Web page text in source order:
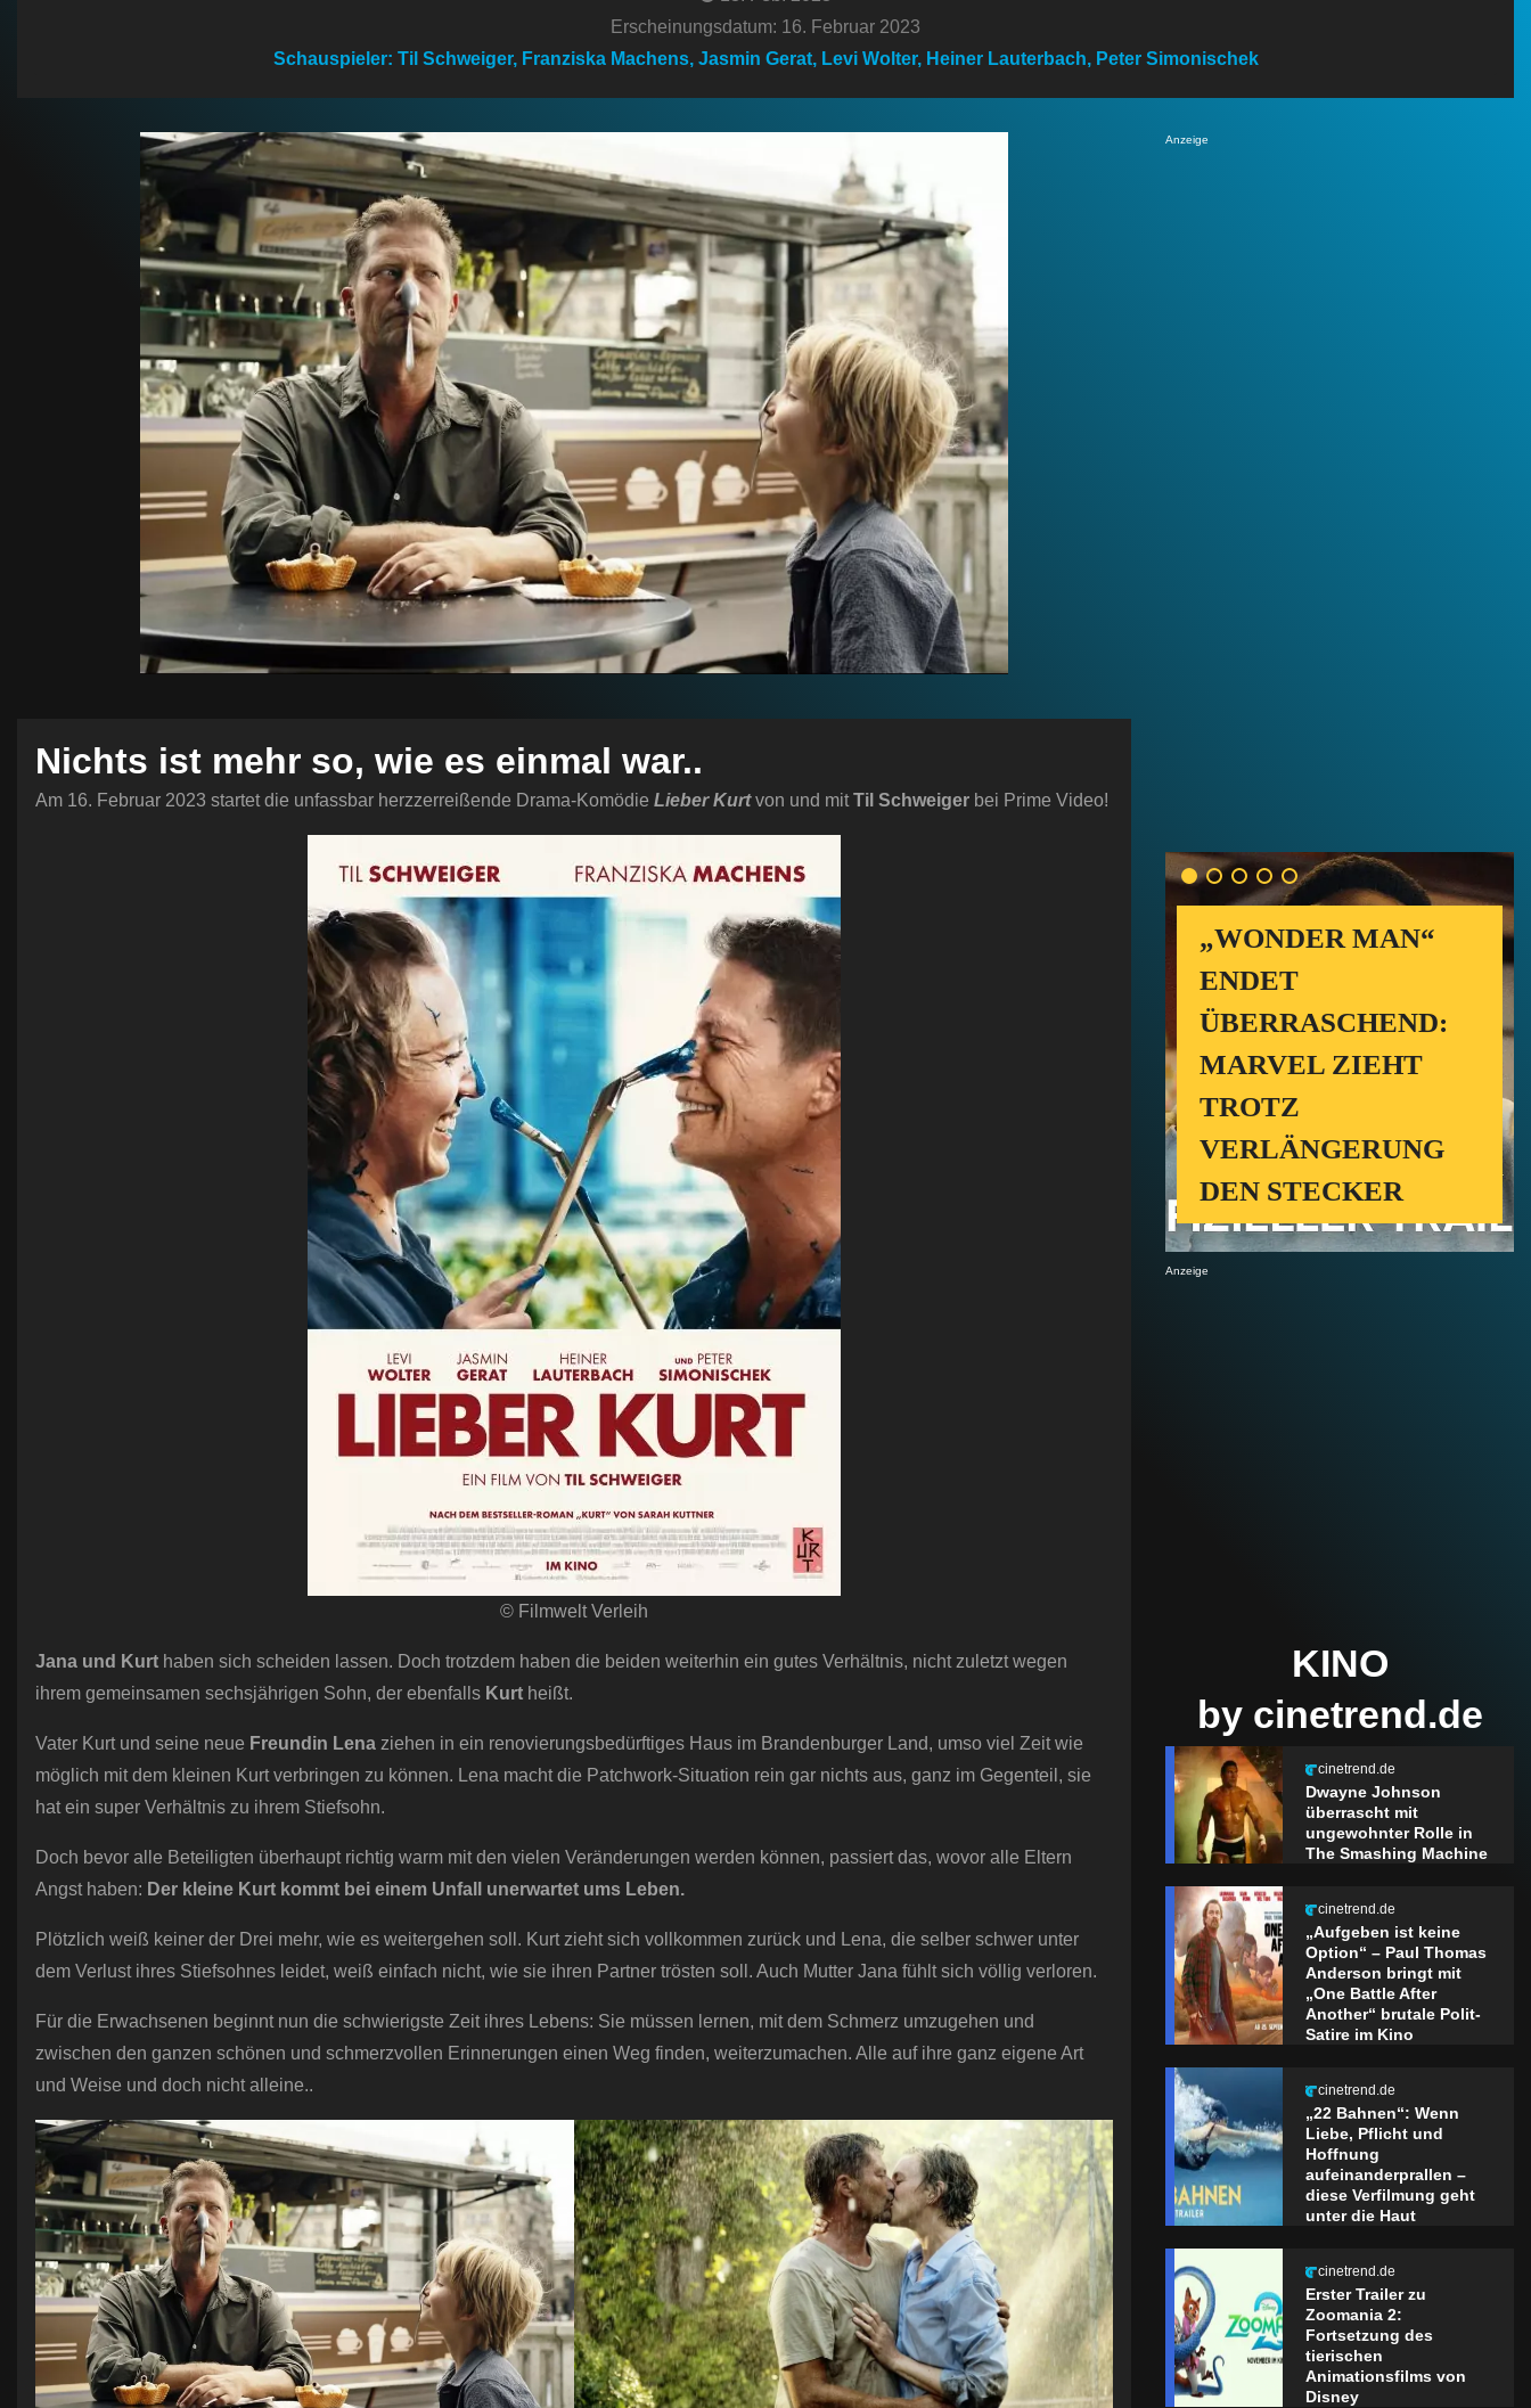
Erscheinungsdatum: 16. Februar 2023
Schauspieler: Til Schweiger, Franziska Machens, Jasmin Gerat, Levi Wolter, Heiner Lauterbach, Peter Simonischek
Nichts ist mehr so, wie es einmal war..
Am 16. Februar 2023 startet die unfassbar herzzerreißende Drama-Komödie Lieber Kurtvon und mit Til Schweiger bei Prime Video!
© Filmwelt Verleih
Jana und Kurt haben sich scheiden lassen. Doch trotzdem haben die beiden weiterhin ein gutes Verhältnis, nicht zuletzt wegen
ihrem gemeinsamen sechsjährigen Sohn, der ebenfalls Kurt heißt.
Vater Kurt und seine neue Freundin Lena ziehen in ein renovierungsbedürftiges Haus im Brandenburger Land, umso viel Zeit wie
möglich mit dem kleinen Kurt verbringen zu können. Lena macht die Patchwork-Situation rein gar nichts aus, ganz im Gegenteil, sie
hat ein super Verhältnis zu ihrem Stiefsohn.
Doch bevor alle Beteiligten überhaupt richtig warm mit den vielen Veränderungen werden können, passiert das, wovor alle Eltern
Angst haben: Der kleine Kurt kommt bei einem Unfall unerwartet ums Leben.
Plötzlich weiß keiner der Drei mehr, wie es weitergehen soll. Kurt zieht sich vollkommen zurück und Lena, die selber schwer unter
dem Verlust ihres Stiefsohnes leidet, weiß einfach nicht, wie sie ihren Partner trösten soll. Auch Mutter Jana fühlt sich völlig verloren.
Für die Erwachsenen beginnt nun die schwierigste Zeit ihres Lebens: Sie müssen lernen, mit dem Schmerz umzugehen und
zwischen den ganzen schönen und schmerzvollen Erinnerungen einen Weg finden, weiterzumachen. Alle auf ihre ganz eigene Art
und Weise und doch nicht alleine..
Anzeige
„WONDER MAN“
ENDET
ÜBERRASCHEND:
MARVEL ZIEHT
TROTZ
VERLÄNGERUNG
DEN STECKER
Anzeige
KINO
by cinetrend.de
cinetrend.de
Dwayne Johnson
überrascht mit
ungewohnter Rolle in
The Smashing Machine
cinetrend.de
„Aufgeben ist keine
Option“ – Paul Thomas
Anderson bringt mit
„One Battle After
Another“ brutale Polit-
Satire im Kino
cinetrend.de
„22 Bahnen“: Wenn
Liebe, Pflicht und
Hoffnung
aufeinanderprallen –
diese Verfilmung geht
unter die Haut
cinetrend.de
Erster Trailer zu
Zoomania 2:
Fortsetzung des
tierischen
Animationsfilms von
Disney